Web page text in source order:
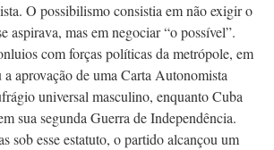
O possibilismo consistia em não exigir o
aspirava, mas em negociar “o possível”.
com forças políticas da metrópole, em
aprovação de uma Carta Autonomista
universal masculino, enquanto Cuba
sua segunda Guerra de Independência.
sob esse estatuto, o partido alcançou um